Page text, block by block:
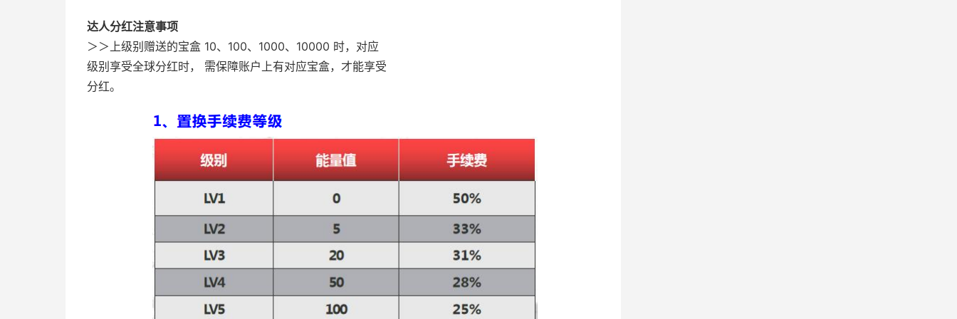
达人分红注意事项
＞＞上级别赠送的宝盒 10、100、1000、10000 时，对应
级别享受全球分红时， 需保障账户上有对应宝盒，才能享受
分红。